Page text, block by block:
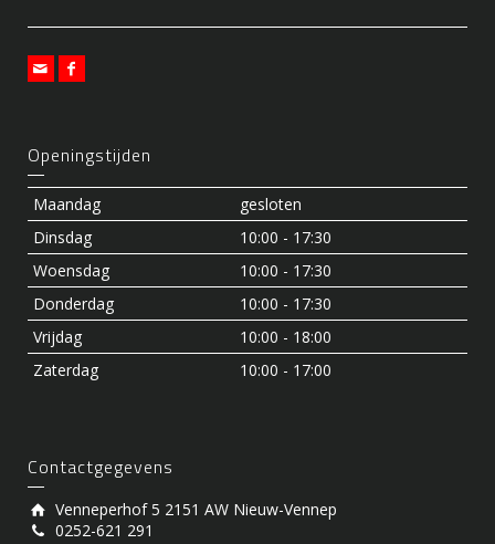
Openingstijden
Maandag
gesloten
Dinsdag
10:00 - 17:30
Woensdag
10:00 - 17:30
Donderdag
10:00 - 17:30
Vrijdag
10:00 - 18:00
Zaterdag
10:00 - 17:00
Contactgegevens
Venneperhof 5 2151 AW Nieuw-Vennep
0252-621 291